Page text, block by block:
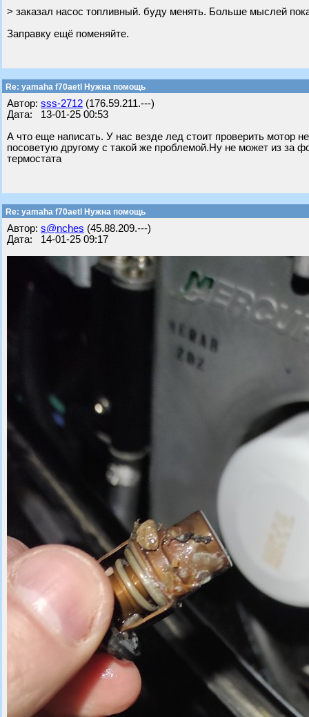
> заказал насос топливный. буду менять. Больше мыслей
Заправку ещё поменяйте.
Re: yamaha f70aetl Нужна помощь
Автор: sss-2712 (176.59.211.---)
Дата: 13-01-25 00:53
А что еще написать. У нас везде лед стоит проверить мотор
посоветую другому с такой же проблемой.Ну не может из за
термостата
Re: yamaha f70aetl Нужна помощь
Автор: s@nches (45.88.209.---)
Дата: 14-01-25 09:17